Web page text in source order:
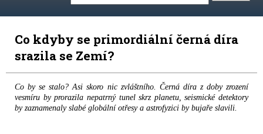
Co kdyby se primordiální černá díra
srazila se Zemí?
Co by se stalo? Asi skoro nic zvláštního. Černá díra z doby zrození
vesmíru by prorazila nepatrný tunel skrz planetu, seismické detektory
by zaznamenaly slabé globální otřesy a astrofyzici by bujaře slavili.